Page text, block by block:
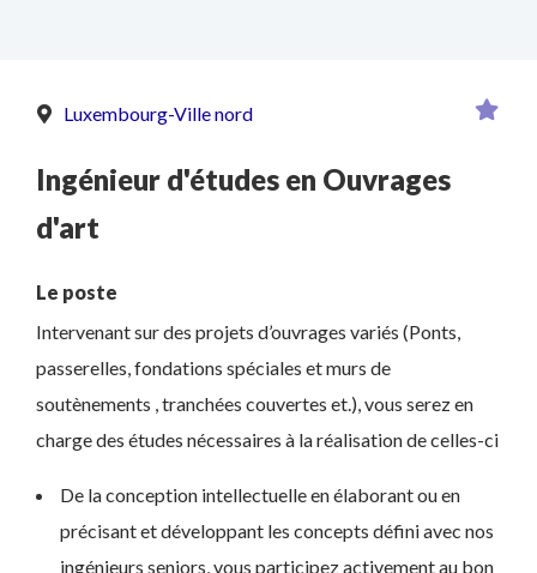
Luxembourg-Ville nord
Ingénieur d'études en Ouvrages
d'art
Le poste
Intervenant sur des projets d’ouvrages variés (Ponts,
passerelles, fondations spéciales et murs de
soutènements , tranchées couvertes et.), vous serez en
charge des études nécessaires à la réalisation de celles-ci
De la conception intellectuelle en élaborant ou en
précisant et développant les concepts défini avec nos
ingénieurs seniors, vous participez activement au bon